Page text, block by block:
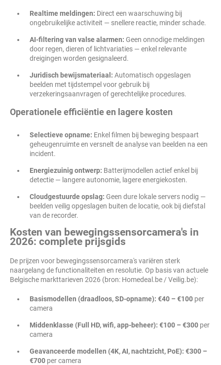
Realtime meldingen: Direct een waarschuwing bij
ongebruikelijke activiteit — snellere reactie, minder schade.
AI-filtering van valse alarmen: Geen onnodige meldingen
door regen, dieren of lichtvariaties — enkel relevante
dreigingen worden gesignaleerd.
Juridisch bewijsmateriaal: Automatisch opgeslagen
beelden met tijdstempel voor gebruik bij
verzekeringsaanvragen of gerechtelijke procedures.
Operationele efficiëntie en lagere kosten
Selectieve opname: Enkel filmen bij beweging bespaart
geheugenruimte en versnelt de analyse van beelden na een
incident.
Energiezuinig ontwerp: Batterijmodellen actief enkel bij
detectie — langere autonomie, lagere energiekosten.
Cloudgestuurde opslag: Geen dure lokale servers nodig —
beelden veilig opgeslagen buiten de locatie, ook bij diefstal
van de recorder.
Kosten van bewegingssensorcamera's in
2026: complete prijsgids
De prijzen voor bewegingssensorcamera's variëren sterk
naargelang de functionaliteiten en resolutie. Op basis van actuele
Belgische markttarieven 2026 (bron: Homedeal.be / Veilig.be):
Basismodellen (draadloos, SD-opname): €40 – €100 per
camera
Middenklasse (Full HD, wifi, app-beheer): €100 – €300 per
camera
Geavanceerde modellen (4K, AI, nachtzicht, PoE): €300 –
€700 per camera